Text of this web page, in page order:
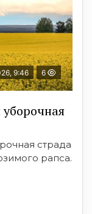
9:46 6
страда
рапса.